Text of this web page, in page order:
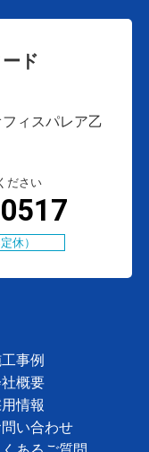
ド
ィスパレア乙
ださい
休）
事例
概要
情報
い合わせ